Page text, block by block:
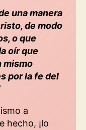
una manera
de modo
o que
oír que
mismo
por la fe del
a
hecho, ¡lo